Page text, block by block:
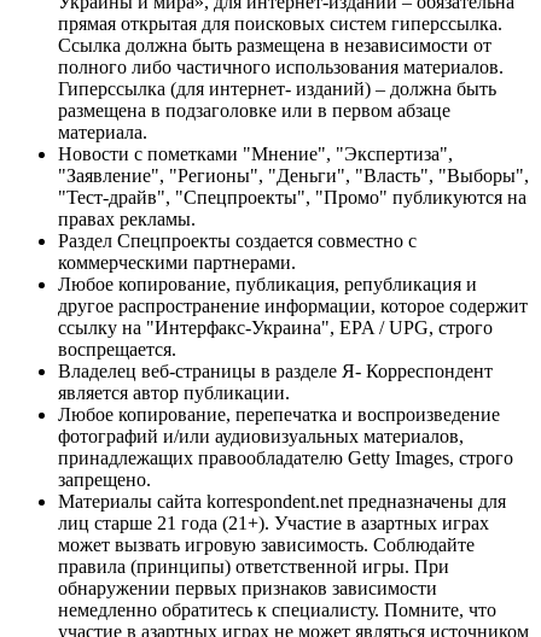
прямая открытая для поисковых систем гиперссылка.
Ссылка должна быть размещена в независимости от
полного либо частичного использования материалов.
Гиперссылка (для интернет- изданий) – должна быть
размещена в подзаголовке или в первом абзаце
материала.
Новости с пометками "Мнение", "Экспертиза",
"Заявление", "Регионы", "Деньги", "Власть", "Выборы",
"Тест-драйв", "Спецпроекты", "Промо" публикуются на
правах рекламы.
Раздел Спецпроекты создается совместно с
коммерческими партнерами.
Любое копирование, публикация, републикация и
другое распространение информации, которое содержит
ссылку на "Интерфакс-Украина", EPA / UPG, строго
воспрещается.
Владелец веб-страницы в разделе Я- Корреспондент
является автор публикации.
Любое копирование, перепечатка и воспроизведение
фотографий и/или аудиовизуальных материалов,
принадлежащих правообладателю Getty Images, строго
запрещено.
Материалы сайта korrespondent.net предназначены для
лиц старше 21 года (21+). Участие в азартных играх
может вызвать игровую зависимость. Соблюдайте
правила (принципы) ответственной игры. При
обнаружении первых признаков зависимости
немедленно обратитесь к специалисту. Помните, что
участие в азартных играх не может являться источником